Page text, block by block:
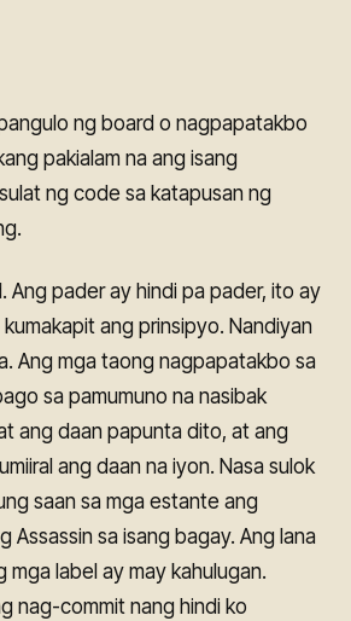
ng board o nagpapatakbo
pakialam na ang isang
ng code sa katapusan ng
Ang pader ay hindi pa pader, ito ay
ang prinsipyo. Nandiyan
Ang mga taong nagpapatakbo sa
sa pamumuno na nasibak
ang daan papunta dito, at ang
ang daan na iyon. Nasa sulok
saan sa mga estante ang
Assassin sa isang bagay. Ang lana
mga label ay may kahulugan.
nag-commit nang hindi ko